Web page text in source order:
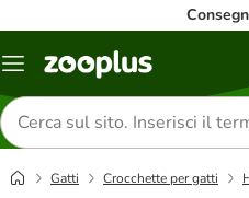
Overview
Cerca
prodotti
Gatti Crocchette per gatti